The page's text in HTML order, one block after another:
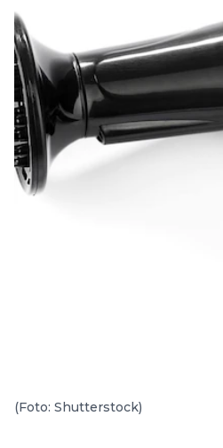
(Foto: Shutterstock)